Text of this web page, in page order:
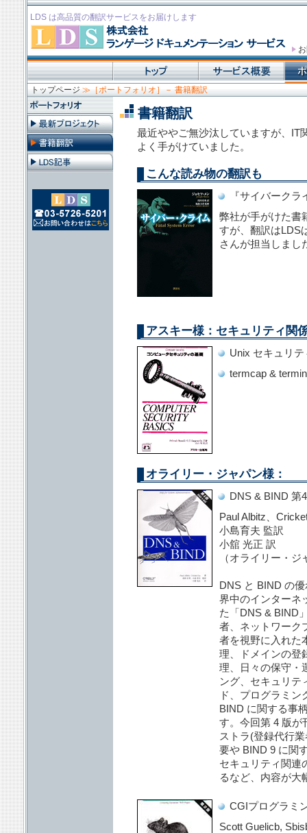
LDS は高品質の翻訳サービスをお届けします
トップページ ≫［ポートフォリオ］－ 書籍翻訳
書籍翻訳
最近ややご無沙汰していますが、IT
よく手がけていました。
こんな読み物の翻訳も
『サイバークラ
弊社が手がけた書
すが、翻訳はLDS
さんが担当しまし
アスキー様：セキュリティ関
Unix セキュリテ
termcap &
オライリー・ジャパン様：
DNS & BIND 第
Paul Albitz、
小島育夫 監訳
小舘 光正 訳
（オライリー・
DNS と BIND の
界中のインターネ
た「DNS & BIND
者、ネットワーク
者を視野に入れた
理、ドメインの登
理、日々の保守・
ング、セキュリテ
ド、プログラミ
BIND に関する事
す。今回第 4 版が
ストラ(登録代行
要や BIND 9 に関
セキュリティ関連
るなど、内容が大
CGIプログラミ
Scott Guelicb,